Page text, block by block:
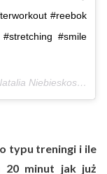
#reebok
#smile
Zdjęcie zamieszczone przez użytkownika Natalia Niebieskoszara (@fitlovinpl)
typu treningi i ile
20 minut jak już